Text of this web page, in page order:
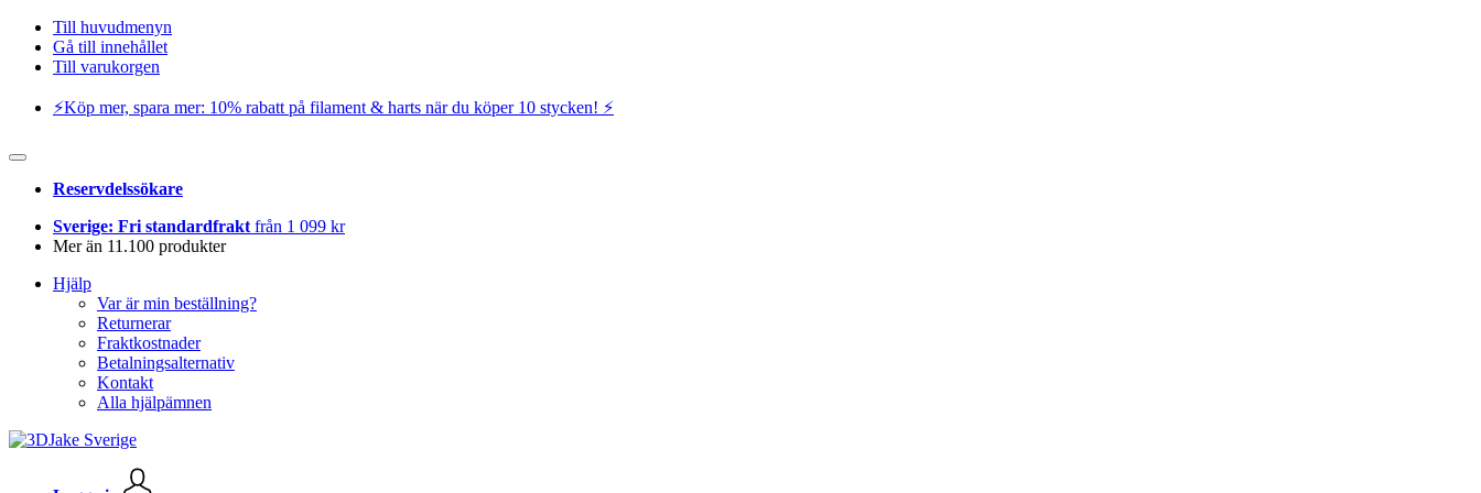
Till huvudmenyn
Gå till innehållet
Till varukorgen
⚡️Köp mer, spara mer: 10% rabatt på filament & harts när du köper 10 stycken! ⚡️
Reservdelssökare
Sverige: Fri standardfrakt från 1 099 kr
Mer än 11.100 produkter
Hjälp
Var är min beställning?
Returnerar
Fraktkostnader
Betalningsalternativ
Kontakt
Alla hjälpämnen